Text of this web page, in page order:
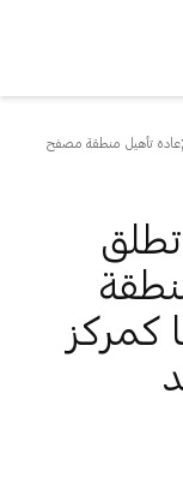
تأهيل منطقة مصفح
تطلق
كمركز